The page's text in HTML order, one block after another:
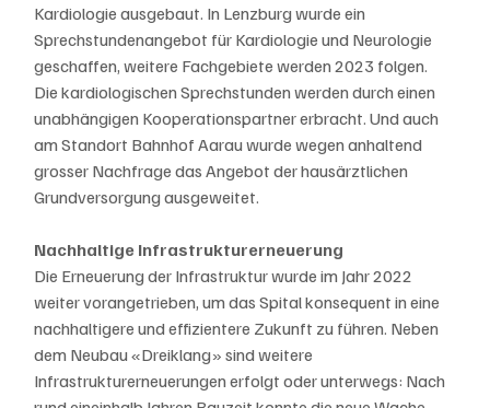
Kardiologie ausgebaut. In Lenzburg wurde ein
Sprechstundenangebot für Kardiologie und Neurologie
geschaffen, weitere Fachgebiete werden 2023 folgen.
Die kardiologischen Sprechstunden werden durch einen
unabhängigen Kooperationspartner erbracht. Und auch
am Standort Bahnhof Aarau wurde wegen anhaltend
grosser Nachfrage das Angebot der hausärztlichen
Grundversorgung ausgeweitet.
Nachhaltige Infrastrukturerneuerung
Die Erneuerung der Infrastruktur wurde im Jahr 2022
weiter vorangetrieben, um das Spital konsequent in eine
nachhaltigere und effizientere Zukunft zu führen. Neben
dem Neubau «Dreiklang» sind weitere
Infrastrukturerneuerungen erfolgt oder unterwegs: Nach